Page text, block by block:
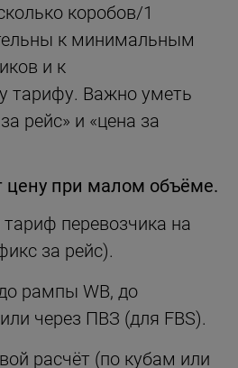
коробов/1
к минимальным
и к
тарифу. Важно уметь
рейс» и «цена за
цену при малом объёме.
перевозчика на
за рейс).
рампы WB, до
через ПВЗ (для FBS).
расчёт (по кубам или